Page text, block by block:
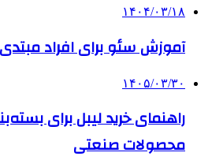
۱۴۰۴/۰۳/۱۸
آموزش سئو برای افراد مبتدی
۱۴۰۵/۰۳/۳۰
راهنمای خرید لیبل برای
محصولات صنعتی